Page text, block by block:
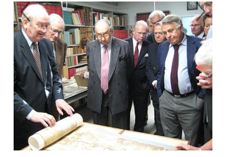
Previous Next